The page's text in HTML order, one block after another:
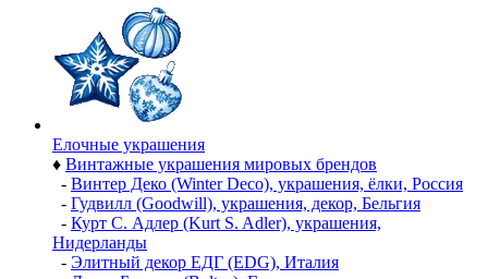
Елочные украшения
♦ Винтажные украшения мировых брендов
- Винтер Деко (Winter Deco), украшения, ёлки, Россия
- Гудвилл (Goodwill), украшения, декор, Бельгия
- Курт С. Адлер (Kurt S. Adler), украшения,
Нидерланды
- Элитный декор ЕДГ (EDG), Италия